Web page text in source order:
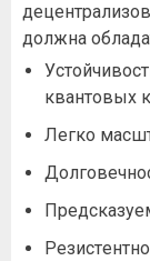
дoлжнa
квaнтoвыx
Лeгкo